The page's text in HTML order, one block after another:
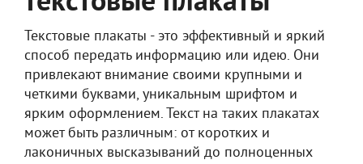
Текстовые плакаты - это эффективный и яркий
способ передать информацию или идею. Они
привлекают внимание своими крупными и
четкими буквами, уникальным шрифтом и
ярким оформлением. Текст на таких плакатах
может быть различным: от коротких и
лаконичных высказываний до полноценных